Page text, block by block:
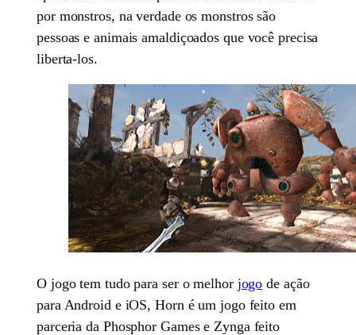
por monstros, na verdade os monstros são
pessoas e animais amaldiçoados que você precisa
liberta-los.
O jogo tem tudo para ser o melhor jogo de ação
para Android e iOS, Horn é um jogo feito em
parceria da Phosphor Games e Zynga feito